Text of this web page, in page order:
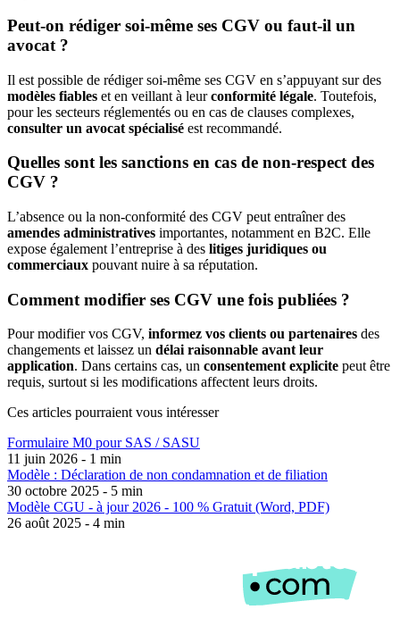
Peut-on rédiger soi-même ses CGV ou faut-il un
avocat ?
Il est possible de rédiger soi-même ses CGV en s’appuyant sur des
modèles fiables et en veillant à leurconformité légale. Toutefois,
pour les secteurs réglementés ou en cas de clauses complexes,
consulter un avocat spécialisé est recommandé.
Quelles sont les sanctions en cas de non-respect des
CGV ?
L’absence ou la non-conformité des CGV peut entraîner des
amendes administratives importantes, notamment en B2C. Elle
expose également l’entreprise à des litiges juridiques ou
commerciaux pouvant nuire à sa réputation.
Comment modifier ses CGV une fois publiées ?
Pour modifier vos CGV, informez vos clients ou partenaires des
changements et laissez un délai raisonnable avant leur
application. Dans certains cas, un consentement explicite peut être
requis, surtout si les modifications affectent leurs droits.
Ces articles pourraient vous intéresser
Formulaire M0 pour SAS / SASU
11 juin 2026 - 1 min
Modèle : Déclaration de non condamnation et de filiation
30 octobre 2025 - 5 min
Modèle CGU - à jour 2026 - 100 % Gratuit (Word, PDF)
26 août 2025 - 4 min